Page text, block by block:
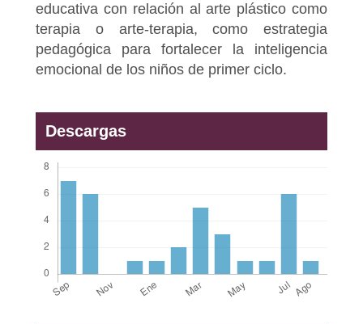
educativa con relación al arte plástico como
terapia o arte-terapia, como estrategia
pedagógica para fortalecer la inteligencia
emocional de los niños de primer ciclo.
Descargas